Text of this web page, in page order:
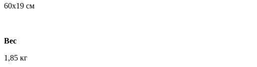
60х19 см
Вес
1,85 кг